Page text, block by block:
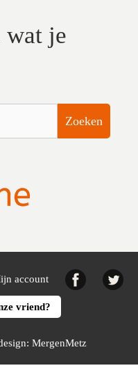
wat je
Zoeken
account Facebook
vriend?
MergenMetz